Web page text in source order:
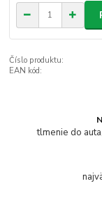
Číslo produktu:
EAN kód:
tlmenie do